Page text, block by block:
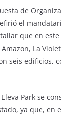
de
el
que en
La
seis edificios,
Park se
ya que, en